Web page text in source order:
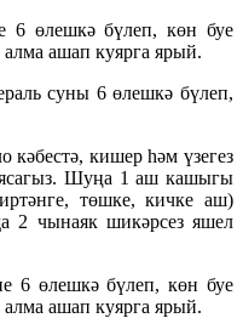
6 өлешкә бүлеп, көн буе
алма ашап куярга ярый.
суны 6 өлешкә бүлеп,
кәбестә, кишер һәм үзегез
ясагыз. Шуңа 1 аш кашыгы
төшке, кичке аш)
2 чынаяк шикәрсез яшел
6 өлешкә бүлеп, көн буе
алма ашап куярга ярый.